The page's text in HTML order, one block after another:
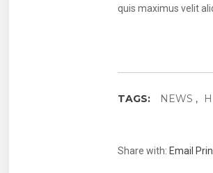
quis maximus velit
TAGS: NEWS
Share with:Email